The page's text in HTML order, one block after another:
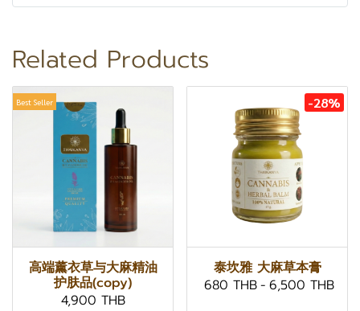
Related Products
Best Seller
高端薰衣草与大麻精油
护肤品(copy)
4,900 THB
-28%
泰坎雅 大麻草本膏
680 THB- 6,500 THB